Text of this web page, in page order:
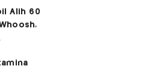
Alih 60